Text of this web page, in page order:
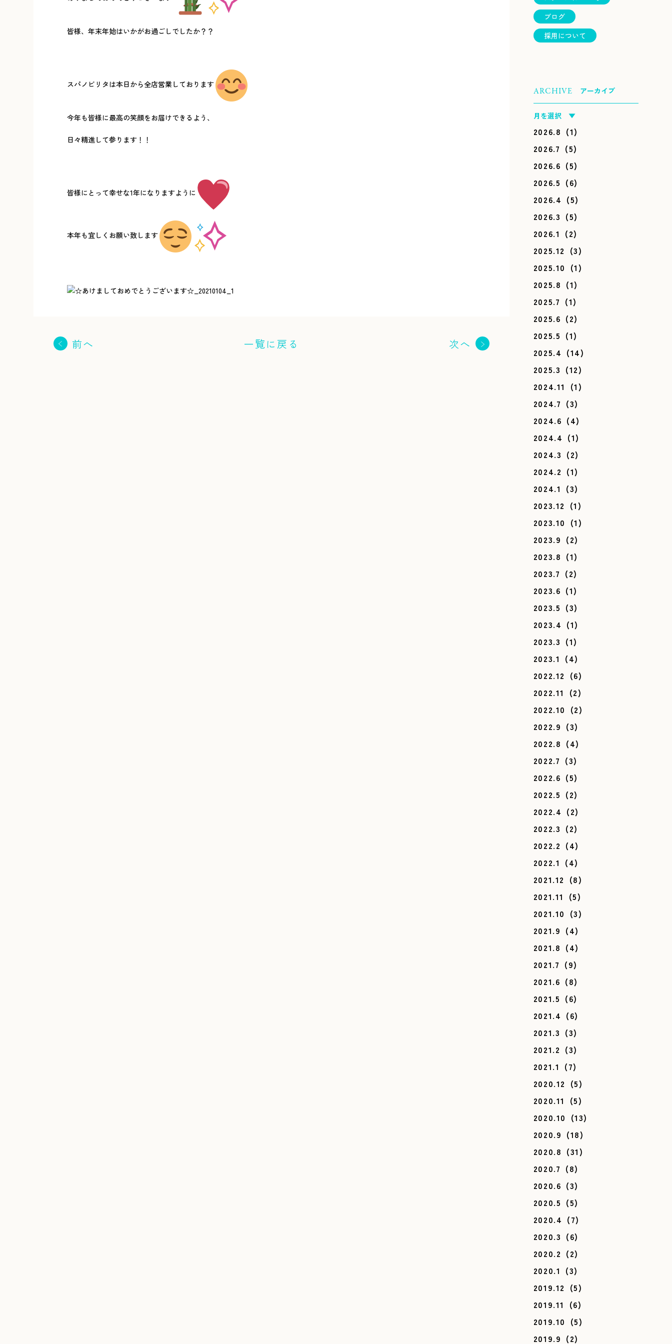
皆様、年末年始はいかがお過ごしでしたか？？
スパノビリタは本日から全店営業しております
今年も皆様に最高の笑顔をお届けできるよう、
日々精進して参ります！！
皆様にとって幸せな1年になりますように
本年も宜しくお願い致します
前へ 一覧に戻る 次へ
ブログ
採用について
ARCHIVE アーカイブ
月を選択 ▼
2026.8 (1)
2026.7 (5)
2026.6 (5)
2026.5 (6)
2026.4 (5)
2026.3 (5)
2026.1 (2)
2025.12 (3)
2025.10 (1)
2025.8 (1)
2025.7 (1)
2025.6 (2)
2025.5 (1)
2025.4 (14)
2025.3 (12)
2024.11
(1)
2024.7 (3)
2024.6 (4)
2024.4 (1)
2024.3 (2)
2024.2 (1)
2024.1 (3)
2023.12 (1)
2023.10 (1)
2023.9 (2)
2023.8 (1)
2023.7 (2)
2023.6 (1)
2023.5 (3)
2023.4 (1)
2023.3 (1)
2023.1 (4)
2022.12 (6)
2022.11
(2)
2022.10 (2)
2022.9 (3)
2022.8 (4)
2022.7 (3)
2022.6 (5)
2022.5 (2)
2022.4 (2)
2022.3 (2)
2022.2 (4)
2022.1 (4)
2021.12 (8)
2021.11
(5)
2021.10 (3)
2021.9 (4)
2021.8 (4)
2021.7 (9)
2021.6 (8)
2021.5 (6)
2021.4 (6)
2021.3 (3)
2021.2 (3)
2021.1 (7)
2020.12 (5)
2020.11
(5)
2020.10 (13)
2020.9 (18)
2020.8 (31)
2020.7 (8)
2020.6 (3)
2020.5 (5)
2020.4 (7)
2020.3 (6)
2020.2 (2)
2020.1 (3)
2019.12 (5)
2019.11
(6)
2019.10 (5)
2019.9 (2)